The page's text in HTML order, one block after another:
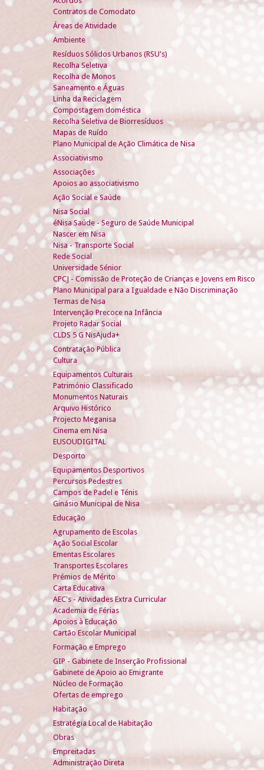
Contratos de Comodato
Áreas de Atividade
Ambiente
Resíduos Sólidos Urbanos (RSU's)
Recolha Seletiva
Recolha de Monos
Saneamento e Águas
Linha da Reciclagem
Compostagem doméstica
Recolha Seletiva de Biorresíduos
Mapas de Ruído
Plano Municipal de Ação Climática de Nisa
Associativismo
Associações
Apoios ao associativismo
Ação Social e Saúde
Nisa Social
éNisa Saúde - Seguro de Saúde Municipal
Nascer em Nisa
Nisa - Transporte Social
Rede Social
Universidade Sénior
CPCJ - Comissão de Proteção de Crianças e Jovens em Risco
Plano Municipal para a Igualdade e Não Discriminação
Termas de Nisa
Intervenção Precoce na Infância
Projeto Radar Social
CLDS 5 G NisAjuda+
Contratação Pública
Cultura
Equipamentos Culturais
Património Classificado
Monumentos Naturais
Arquivo Histórico
Projecto Meganisa
Cinema em Nisa
EUSOUDIGITAL
Desporto
Equipamentos Desportivos
Percursos Pedestres
Campos de Padel e Ténis
Ginásio Municipal de Nisa
Educação
Agrupamento de Escolas
Ação Social Escolar
Ementas Escolares
Transportes Escolares
Prémios de Mérito
Carta Educativa
AEC's - Atividades Extra Curricular
Academia de Férias
Apoios à Educação
Cartão Escolar Municipal
Formação e Emprego
GIP - Gabinete de Inserção Profissional
Gabinete de Apoio ao Emigrante
Núcleo de Formação
Ofertas de emprego
Habitação
Estratégia Local de Habitação
Obras
Empreitadas
Administração Direta